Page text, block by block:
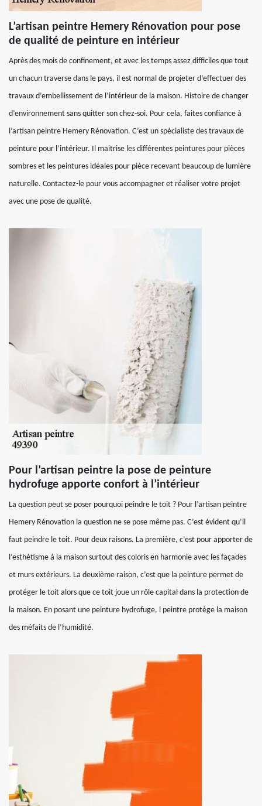
L’artisan peintre Hemery Rénovation pour pose
de qualité de peinture en intérieur
Après des mois de confinement, et avec les temps assez difficiles que tout
un chacun traverse dans le pays, il est normal de projeter d’effectuer des
travaux d’embellissement de l’intérieur de la maison. Histoire de changer
d’environnement sans quitter son chez-soi. Pour cela, faites confiance à
l’artisan peintre Hemery Rénovation. C’est un spécialiste des travaux de
peinture pour l’intérieur. Il maitrise les différentes peintures pour pièces
sombres et les peintures idéales pour pièce recevant beaucoup de lumière
naturelle. Contactez-le pour vous accompagner et réaliser votre projet
avec une pose de qualité.
Pour l’artisan peintre la pose de peinture
hydrofuge apporte confort à l’intérieur
La question peut se poser pourquoi peindre le toit ? Pour l’artisan peintre
Hemery Rénovation la question ne se pose même pas. C’est évident qu’il
faut peindre le toit. Pour deux raisons. La première, c’est pour apporter de
l’esthétisme à la maison surtout des coloris en harmonie avec les façades
et murs extérieurs. La deuxième raison, c’est que la peinture permet de
protéger le toit alors que ce toit joue un rôle capital dans la protection de
la maison. En posant une peinture hydrofuge, l peintre protège la maison
des méfaits de l’humidité.